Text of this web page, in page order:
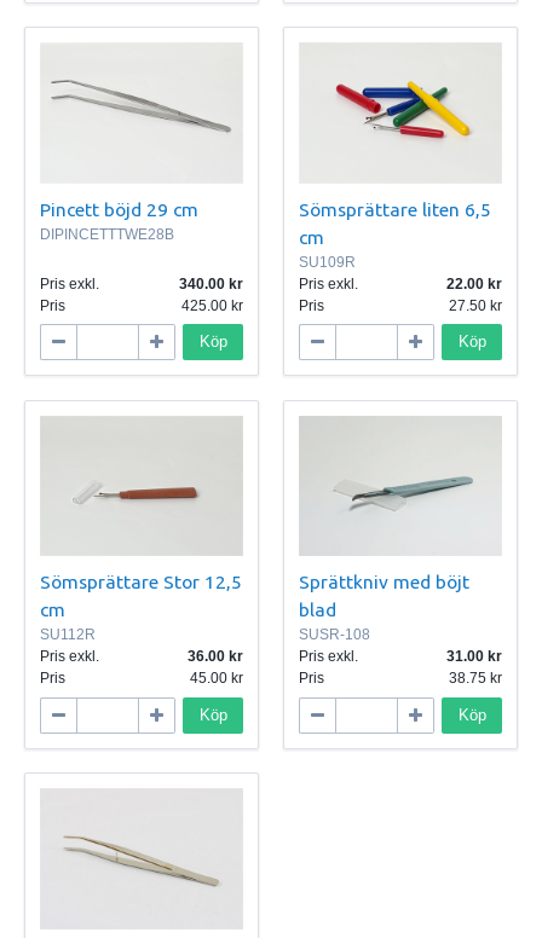
Pincett böjd 29 cm
DIPINCETTTWE28B
Pris exkl.
340.00
Pris
425.00
Köp
Sömsprättare liten 6,5
cm
SU109R
Pris exkl.
22.00
Pris
27.50
Köp
Sömsprättare Stor 12,5
cm
SU112R
Pris exkl.
36.00
Pris
45.00
Köp
Sprättkniv med böjt
blad
SUSR-108
Pris exkl.
31.00
Pris
38.75
Köp